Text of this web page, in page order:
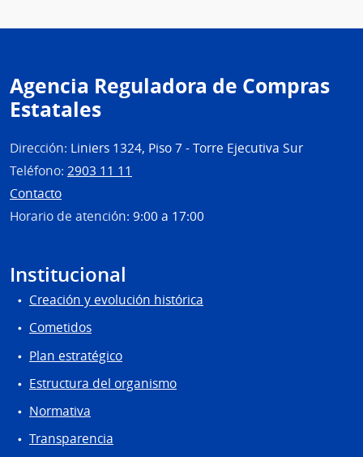
Agencia Reguladora de Compras
Estatales
Dirección: Liniers 1324, Piso 7 - Torre Ejecutiva Sur
Teléfono: 2903 11 11
Contacto
Horario de atención: 9:00 a 17:00
Institucional
Creación y evolución histórica
Cometidos
Plan estratégico
Estructura del organismo
Normativa
Transparencia